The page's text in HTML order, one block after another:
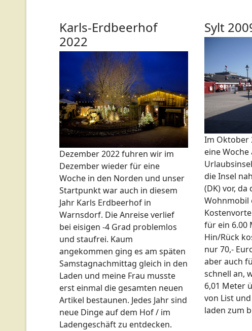
Karls-Erdbeerhof
2022
Dezember 2022 fuhren wir im
Dezember wieder für eine
Woche in den Norden und unser
Startpunkt war auch in diesem
Jahr Karls Erdbeerhof in
Warnsdorf. Die Anreise verlief
bei eisigen -4 Grad problemlos
und staufrei. Kaum
angekommen ging es am späten
Samstagnachmittag gleich in den
Laden und meine Frau musste
erst einmal die gesamten neuen
Artikel bestaunen. Jedes Jahr sind
neue Dinge auf dem Hof / im
Ladengeschäft zu entdecken.
Sylt
Im Oktober
eine
die Insel
(DK) vor,
Wohnmobil
für ein 6.00
Hin/Rück
nur 70,-
aber auch
schnell an,
6,01 Meter
von List
laden zum